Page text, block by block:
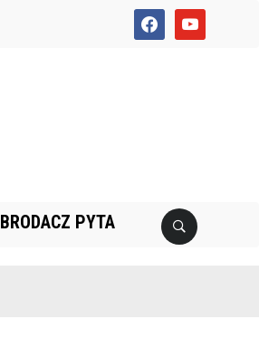
facebookyoutube
BRODACZ PYTA